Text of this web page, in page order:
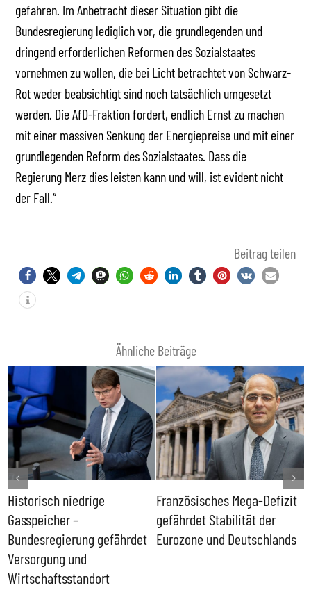
gefahren. Im Anbetracht dieser Situation gibt die
Bundesregierung lediglich vor, die grundlegenden und
dringend erforderlichen Reformen des Sozialstaates
vornehmen zu wollen, die bei Licht betrachtet von Schwarz-
Rot weder beabsichtigt sind noch tatsächlich umgesetzt
werden. Die AfD-Fraktion fordert, endlich Ernst zu machen
mit einer massiven Senkung der Energiepreise und mit einer
grundlegenden Reform des Sozialstaates. Dass die
Regierung Merz dies leisten kann und will, ist evident nicht
der Fall.“
Beitrag teilen
Ähnliche Beiträge
Historisch niedrige
Gasspeicher –
Bundesregierung gefährdet
Versorgung und
Wirtschaftsstandort
Französisches Mega-Defizit
gefährdet Stabilität der
Eurozone und Deutschlands